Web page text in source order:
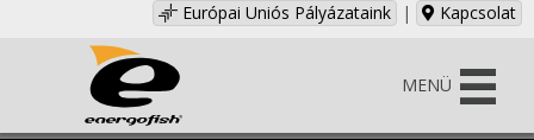
Európai Uniós Pályázataink
| Kapcsolat
MENÜ